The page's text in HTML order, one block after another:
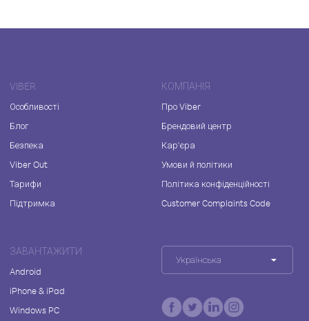
VIBER
Особливості
Блог
Безпека
Viber Out
Тарифи
Підтримка
КОМПАНІЯ
Про Viber
Брендовий центр
Кар'єра
Умови й політики
Політика конфіденційності
Customer Complaints Code
ЗАВАНТАЖИТИ
Android
iPhone & iPad
Windows PC
Українська